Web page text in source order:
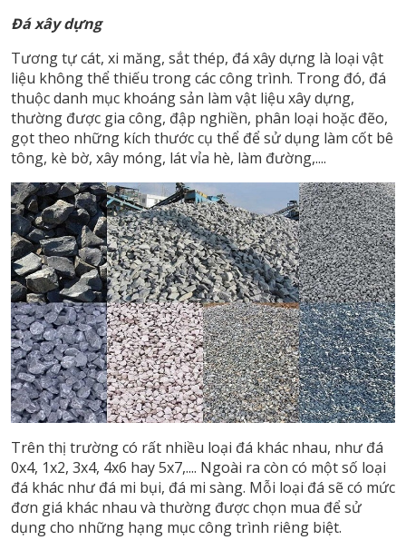
Đá xây dựng
Tương tự cát, xi măng, sắt thép, đá xây dựng là loại vật
liệu không thể thiếu trong các công trình. Trong đó, đá
thuộc danh mục khoáng sản làm vật liệu xây dựng,
thường được gia công, đập nghiền, phân loại hoặc đẽo,
gọt theo những kích thước cụ thể để sử dụng làm cốt bê
tông, kè bờ, xây móng, lát vỉa hè, làm đường,....
Trên thị trường có rất nhiều loại đá khác nhau, như đá
0x4, 1x2, 3x4, 4x6 hay 5x7,.... Ngoài ra còn có một số loại
đá khác như đá mi bụi, đá mi sàng. Mỗi loại đá sẽ có mức
đơn giá khác nhau và thường được chọn mua để sử
dụng cho những hạng mục công trình riêng biệt.